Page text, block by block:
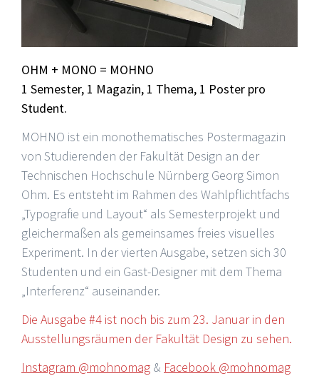
OHM + MONO = MOHNO
1 Semester, 1 Magazin, 1 Thema, 1 Poster pro
Student.
MOHNO ist ein mo­no­the­ma­tisches Postermagazin
von Studierenden der Fakultät Design an der
Technischen Hochschule Nürnberg Georg Simon
Ohm. Es entsteht im Rahmen des Wahlpflichtfachs
„Typografie und Layout“ als Semesterprojekt und
gleichermaßen als gemeinsames freies visuelles
Experiment. In der vierten Ausgabe, setzen sich 30
Studenten und ein Gast-Designer mit dem Thema
„Interferenz“ auseinander.
Die Ausgabe #4 ist noch bis zum 23. Januar in den
Ausstellungsräumen der Fakultät Design zu sehen.
Instagram @mohnomag & Facebook @mohnomag